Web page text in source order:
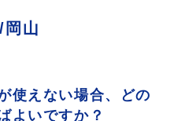
岡山
使えない場合、どの
よいですか？